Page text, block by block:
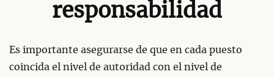
responsabilidad
Es importante asegurarse de que en cada puesto
coincida el nivel de autoridad con el nivel de